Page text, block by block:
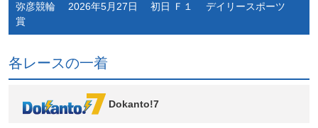
弥彦競輪 2026年5月27日 初日 Ｆ１ デイリースポーツ
賞
各レースの一着
Dokanto!7